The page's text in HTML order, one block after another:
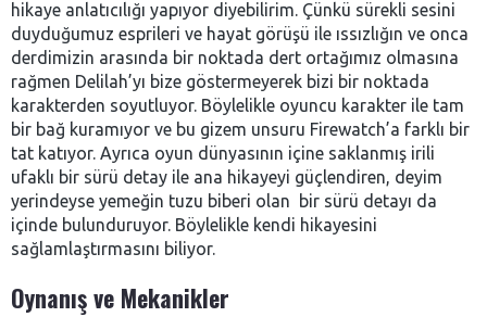
hikaye anlatıcılığı yapıyor diyebilirim. Çünkü sürekli sesini
duyduğumuz esprileri ve hayat görüşü ile ıssızlığın ve onca
derdimizin arasında bir noktada dert ortağımız olmasına
rağmen Delilah’yı bize göstermeyerek bizi bir noktada
karakterden soyutluyor. Böylelikle oyuncu karakter ile tam
bir bağ kuramıyor ve bu gizem unsuru Firewatch’a farklı bir
tat katıyor. Ayrıca oyun dünyasının içine saklanmış irili
ufaklı bir sürü detay ile ana hikayeyi güçlendiren, deyim
yerindeyse yemeğin tuzu biberi olan bir sürü detayı da
içinde bulunduruyor. Böylelikle kendi hikayesini
sağlamlaştırmasını biliyor.
Oynanış ve Mekanikler